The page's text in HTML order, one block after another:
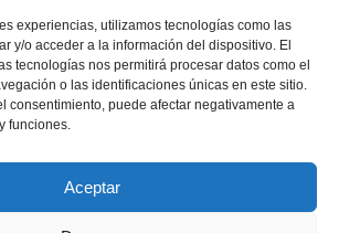
experiencias, utilizamos tecnologías como las
y/o acceder a la información del dispositivo. El
tecnologías nos permitirá procesar datos como el
o las identificaciones únicas en este sitio.
consentimiento, puede afectar negativamente a
funciones.
Aceptar
en la enseñanza de alemán
de alemán